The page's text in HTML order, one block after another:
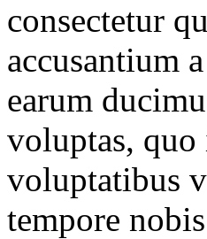
consectetur
accusantium
earum
voluptas, quo
voluptatibus
tempore